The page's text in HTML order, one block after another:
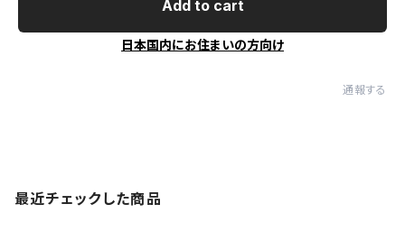
Add to cart
日本国内にお住まいの方向け
通報する
最近チェックした商品